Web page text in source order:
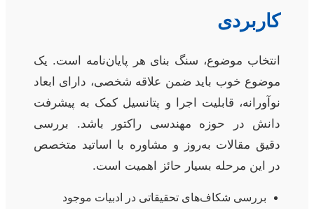
کاربردی
انتخاب موضوع، سنگ بنای هر پایان‌نامه است. یک
موضوع خوب باید ضمن علاقه شخصی، دارای ابعاد
نوآورانه، قابلیت اجرا و پتانسیل کمک به پیشرفت
دانش در حوزه مهندسی راکتور باشد. بررسی
دقیق مقالات به‌روز و مشاوره با اساتید متخصص
در این مرحله بسیار حائز اهمیت است.
بررسی شکاف‌های تحقیقاتی در ادبیات موجود